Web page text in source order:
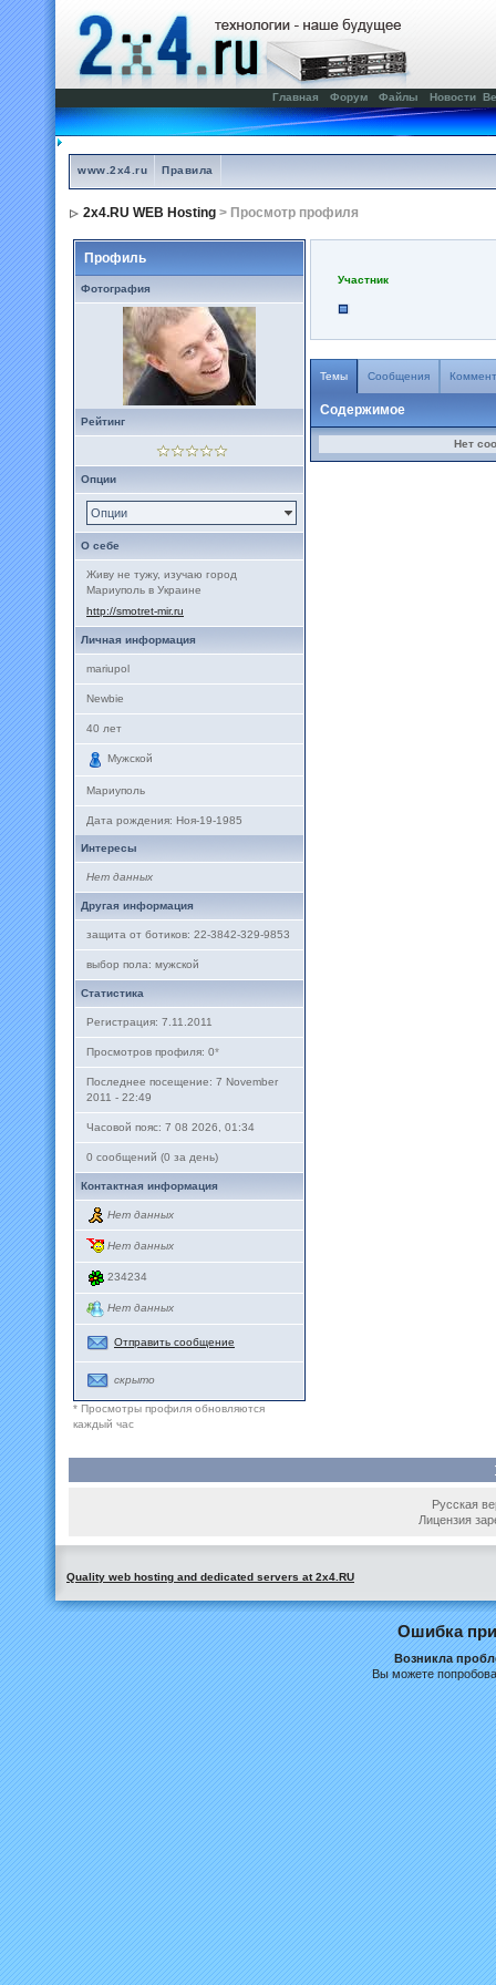
Главная Форум Файлы Новости
www.2x4.ru Правила
2x4.RU WEB Hosting > Просмотр профиля
Профиль
Фотография
Рейтинг
Опции
Опции
О себе
Живу не тужу, изучаю город
Мариуполь в Украине
http://smotret-mir.ru
Личная информация
mariupol
Newbie
40 лет
Мужской
Мариуполь
Дата рождения: Ноя-19-1985
Интересы
Нет данных
Другая информация
защита от ботиков: 22-3842-329-9853
выбор пола: мужской
Статистика
Регистрация: 7.11.2011
Просмотров профиля: 0*
Последнее посещение: 7 November
2011 - 22:49
Часовой пояс: 7 08 2026, 01:34
0 сообщений (0 за день)
Контактная информация
Нет данных
Нет данных
234234
Нет данных
Отправить сообщение
скрыто
* Просмотры профиля обновляются
каждый час
Участник
Темы Сообщения
Содержимое
Нет
Русская
Лицензия
Quality web hosting and dedicated servers at 2x4.RU
Ошибка при
Возникла
Вы можете